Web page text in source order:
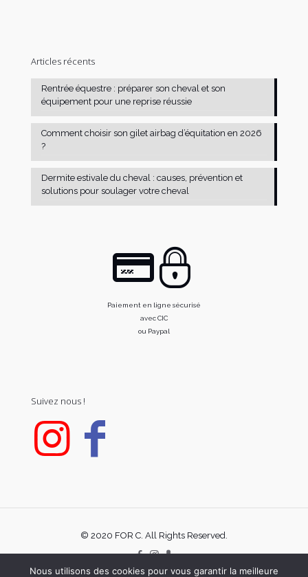
Articles récents
Rentrée équestre : préparer son cheval et son
équipement pour une reprise réussie
Comment choisir son gilet airbag d’équitation en 2026
?
Dermite estivale du cheval : causes, prévention et
solutions pour soulager votre cheval
Paiement en ligne sécurisé
avec CIC
ou Paypal
Suivez nous !
© 2020 FOR C. All Rights Reserved.
Nous utilisons des cookies pour vous garantir la meilleure